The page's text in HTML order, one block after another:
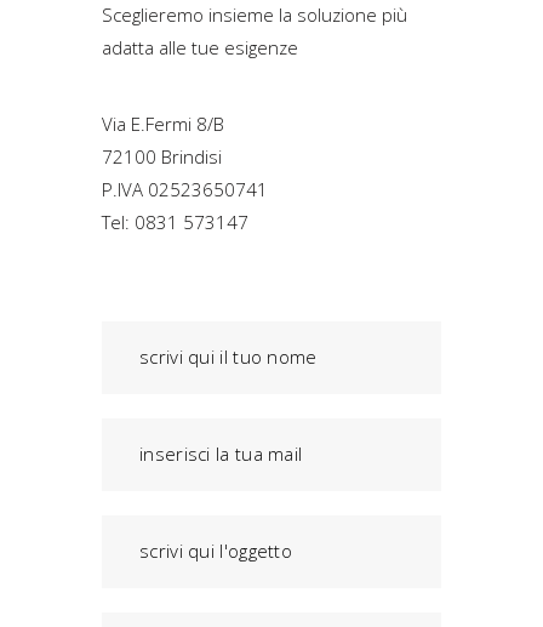
Sceglieremo insieme la soluzione più
adatta alle tue esigenze
Via E.Fermi 8/B
72100 Brindisi
P.IVA 02523650741
Tel: 0831 573147